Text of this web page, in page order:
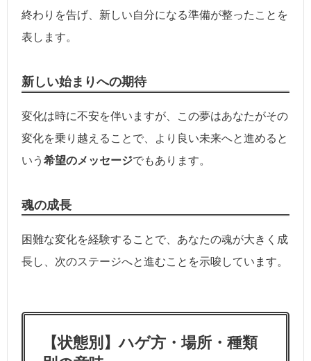
終わりを告げ、新しい自分になる準備が整ったことを
表します。
新しい始まりへの期待
変化は時に不安を伴いますが、この夢はあなたがその
変化を乗り越えることで、より良い未来へと進めると
いう 希望のメッセージでもあります。
魂の成長
困難な変化を経験することで、あなたの魂が大きく成
長し、次のステージへと進むことを示唆しています。
【状態別】ハゲ方・場所・種類